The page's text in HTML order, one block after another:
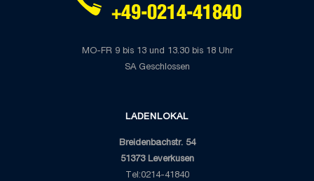
MO-FR 9 bis 13 und 13.30 bis 18 Uhr
SA Geschlossen
LADENLOKAL
Breidenbachstr. 54
51373 Leverkusen
Tel:0214-41840